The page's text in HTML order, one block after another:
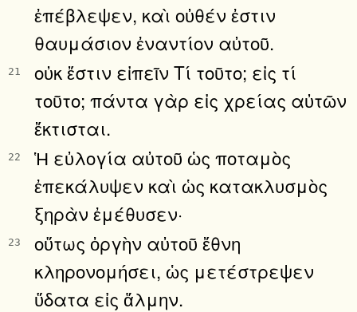
ἐπέβλεψεν, καὶ οὐθέν ἐστιν
θαυμάσιον ἐναντίον αὐτοῦ.
21
οὐκ ἔστιν εἰπεῖν Τί τοῦτο; εἰς τί
τοῦτο; πάντα γὰρ εἰς χρείας αὐτῶν
ἔκτισται.
22
Ἡ εὐλογία αὐτοῦ ὡς ποταμὸς
ἐπεκάλυψεν καὶ ὡς κατακλυσμὸς
ξηρὰν ἐμέθυσεν·
23
οὕτως ὀργὴν αὐτοῦ ἔθνη
κληρονομήσει, ὡς μετέστρεψεν
ὕδατα εἰς ἅλμην.